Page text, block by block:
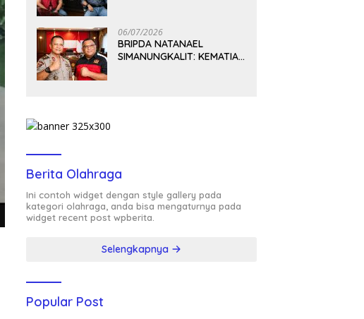
06/07/2026
BRIPDA NATANAEL
SIMANUNGKALIT: KEMATIAN
Berita Olahraga
Ini contoh widget dengan style gallery pada
kategori olahraga, anda bisa mengaturnya pada
widget recent post wpberita.
Selengkapnya
Popular Post